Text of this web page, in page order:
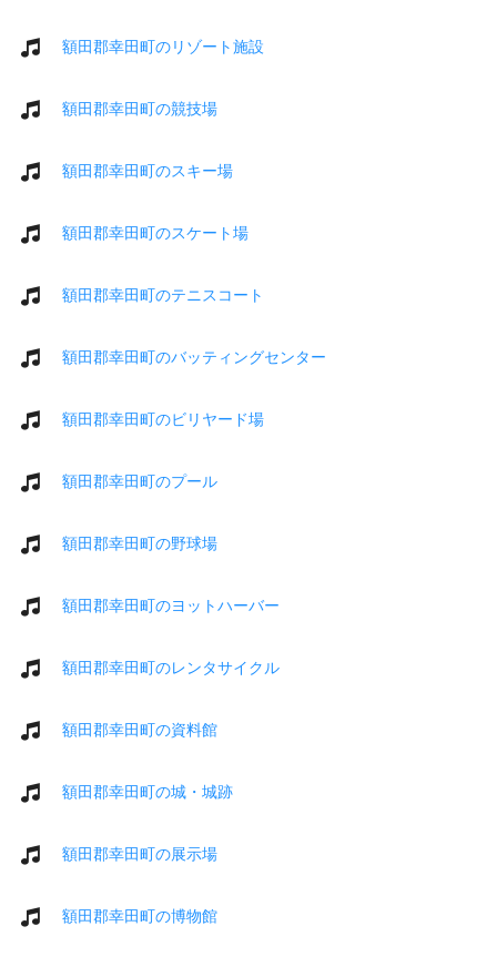
額田郡幸田町のリゾート施設
額田郡幸田町の競技場
額田郡幸田町のスキー場
額田郡幸田町のスケート場
額田郡幸田町のテニスコート
額田郡幸田町のバッティングセンター
額田郡幸田町のビリヤード場
額田郡幸田町のプール
額田郡幸田町の野球場
額田郡幸田町のヨットハーバー
額田郡幸田町のレンタサイクル
額田郡幸田町の資料館
額田郡幸田町の城・城跡
額田郡幸田町の展示場
額田郡幸田町の博物館